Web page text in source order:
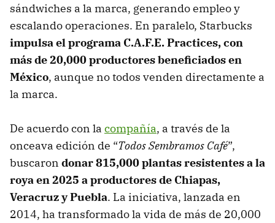
sándwiches a la marca, generando empleo y
escalando operaciones. En paralelo, Starbucks
impulsa el programa C.A.F.E. Practices, con
más de 20,000 productores beneficiados en
México, aunque no todos venden directamente a
la marca.
De acuerdo con la compañía, a través de la
onceava edición de “Todos Sembramos Café”,
buscaron donar 815,000 plantas resistentes a la
roya en 2025 a productores de Chiapas,
Veracruz y Puebla. La iniciativa, lanzada en
2014, ha transformado la vida de más de 20,000